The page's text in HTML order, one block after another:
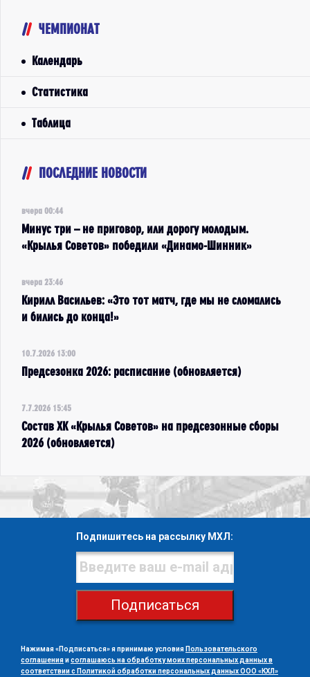
ЧЕМПИОНАТ
Календарь
Статистика
Таблица
ПОСЛЕДНИЕ НОВОСТИ
вчера 00:44
Минус три – не приговор, или дорогу молодым.
«Крылья Советов» победили «Динамо-Шинник»
вчера 23:46
Кирилл Васильев: «Это тот матч, где мы не сломались
и бились до конца!»
10.7.2026 13:00
Предсезонка 2026: расписание (обновляется)
7.7.2026 15:45
Состав ХК «Крылья Советов» на предсезонные сборы
2026 (обновляется)
Подпишитесь на рассылку МХЛ:
Подписаться
Нажимая «Подписаться» я принимаю условия Пользовательского
соглашенияисоглашаюсь на обработку моих персональных данных в
соответствии с Политикой обработки персональных данных ООО «КХЛ»